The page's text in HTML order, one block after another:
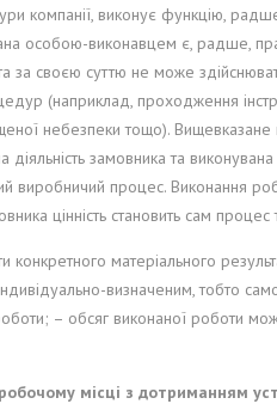
компанії, виконує функцію,
особою-виконавцем є, радше,
за своєю суттю не може
(наприклад, проходження
небезпеки тощо).
замовника та
виробничий процес. Виконання
цінність становить сам процес
матеріального
визначеним, тобто
– обсяг виконаної роботи
місці з дотриманням